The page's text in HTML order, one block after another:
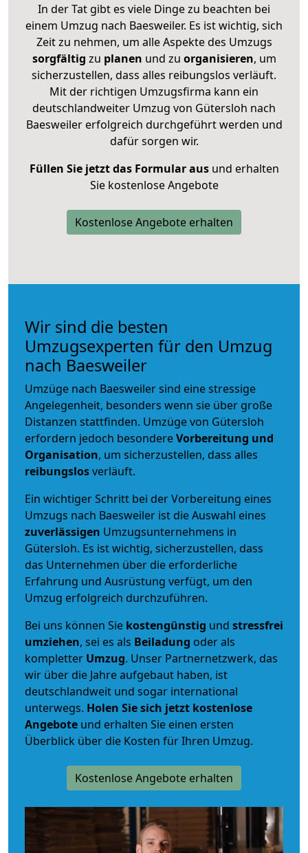
In der Tat gibt es viele Dinge zu beachten bei
einem Umzug nach Baesweiler. Es ist wichtig, sich
Zeit zu nehmen, um alle Aspekte des Umzugs
sorgfältig zu planen und zu organisieren, um
sicherzustellen, dass alles reibungslos verläuft.
Mit der richtigen Umzugsfirma kann ein
deutschlandweiter Umzug von Gütersloh nach
Baesweiler erfolgreich durchgeführt werden und
dafür sorgen wir.
Füllen Sie jetzt das Formular ausund erhalten
Sie kostenlose Angebote
Kostenlose Angebote erhalten
Wir sind die besten
Umzugsexperten für den Umzug
nach Baesweiler
Umzüge nach Baesweiler sind eine stressige
Angelegenheit, besonders wenn sie über große
Distanzen stattfinden. Umzüge von Gütersloh
erfordern jedoch besondereVorbereitung und
Organisation, um sicherzustellen, dass alles
reibungslosverläuft.
Ein wichtiger Schritt bei der Vorbereitung eines
Umzugs nach Baesweiler ist die Auswahl eines
zuverlässigen Umzugsunternehmens in
Gütersloh. Es ist wichtig, sicherzustellen, dass
das Unternehmen über die erforderliche
Erfahrung und Ausrüstung verfügt, um den
Umzug erfolgreich durchzuführen.
Bei uns können Sie kostengünstig und stressfrei
umziehen, sei es als Beiladung oder als
kompletter Umzug. Unser Partnernetzwerk, das
wir über die Jahre aufgebaut haben, ist
deutschlandweit und sogar international
unterwegs. Holen Sie sich jetzt kostenlose
Angebote und erhalten Sie einen ersten
Überblick über die Kosten für Ihren Umzug.
Kostenlose Angebote erhalten